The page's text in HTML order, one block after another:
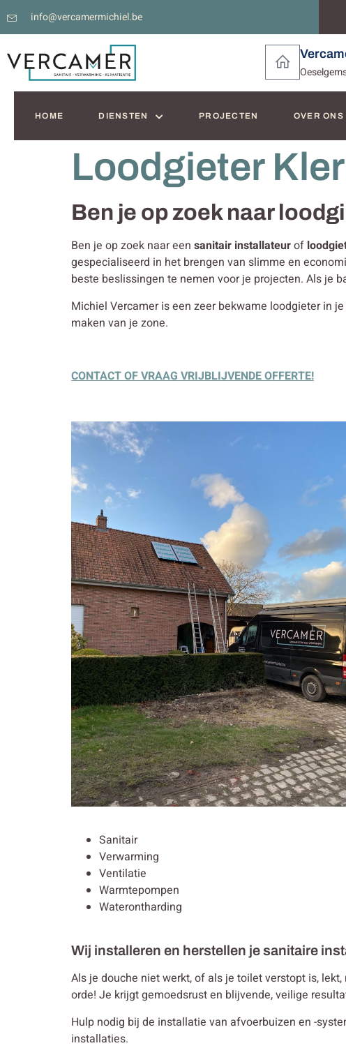
info@vercamermichiel.be
HOME DIENSTEN PROJECTEN OVER ONS
Loodgieter
Ben je op zoek naar
Ben je op zoek naar een sanitair installateurof
gespecialiseerd in het brengen van slimme en
beste beslissingen te nemen voor je projecten. Als je
Michiel Vercamer is een zeer bekwame loodgieter in
maken van je zone.
CONTACT OF VRAAG VRIJBLIJVENDE OFFERTE!
Sanitair
Verwarming
Ventilatie
Warmtepompen
Waterontharding
Wij installeren en herstellen je sanitaire
Als je douche niet werkt, of als je toilet verstopt is,
orde! Je krijgt gemoedsrust en blijvende, veilige
Hulp nodig bij de installatie van afvoerbuizen en -
installaties.